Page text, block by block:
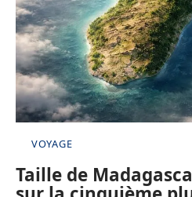
VOYAGE
Taille de